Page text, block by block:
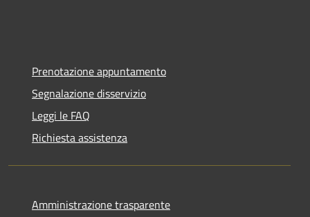
Prenotazione appuntamento
Segnalazione disservizio
Leggi le FAQ
Richiesta assistenza
Amministrazione trasparente